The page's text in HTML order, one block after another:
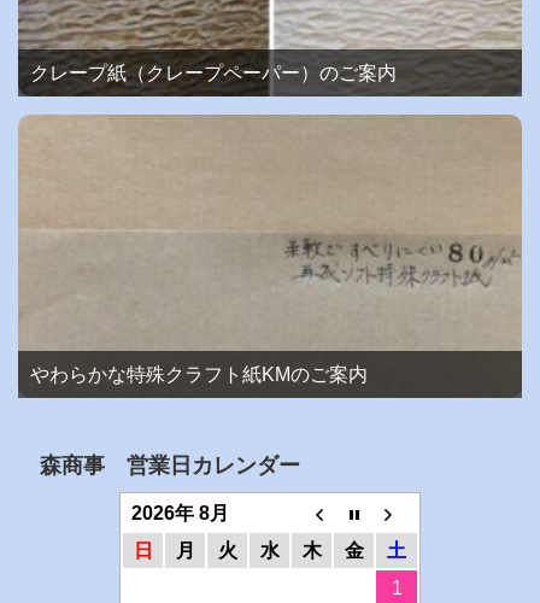
クレープ紙（クレープペーパー）のご案内
やわらかな特殊クラフト紙KMのご案内
森商事 営業日カレンダー
2026年 8月
日
月 火 水 木 金
土
1